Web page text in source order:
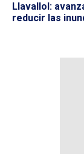
Llavallol:
reducir las